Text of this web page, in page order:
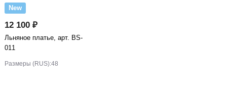
New
12 100 ₽
Льняное платье, арт. BS-
011
Размеры (RUS):48